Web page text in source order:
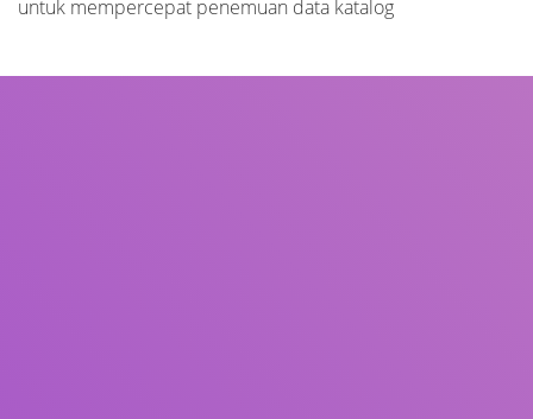
untuk mempercepat penemuan data katalog